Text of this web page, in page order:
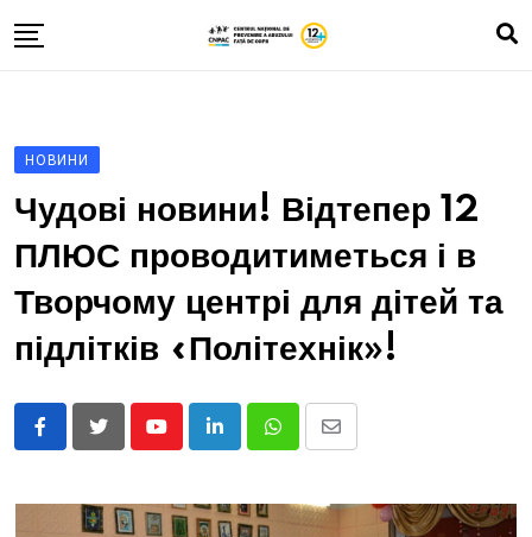
to
Влог
Історії про хлопців та дівчат
Зроби тест
Контакти
ROM
RUS
UKR
НОВИНИ
Чудові новини! Відтепер 12
ПЛЮС проводитиметься і в
Творчому центрі для дітей та
підлітків «Політехнік»!
YoutubeLinkedInWhatsappShare
Email